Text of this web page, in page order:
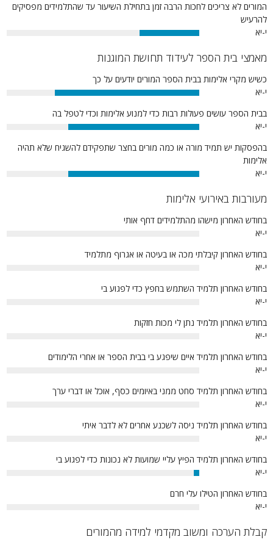
המורים לא צריכים לחכות הרבה זמן בתחילת השיעור עד שהתלמידים מפסיקים
להרעיש
י-יא
31%
מאמצי בית הספר לעידוד תחושת המוגנות
כשיש מקרי אלימות בבית הספר המורים יודעים על כך
י-יא
75%
בבית הספר עושים פעולות רבות כדי למנוע אלימות וכדי לטפל בה
י-יא
68%
בהפסקות יש תמיד מורה או כמה מורים בחצר שתפקידם להשגיח שלא תהיה
אלימות
י-יא
68%
מעורבות באירועי אלימות
בחודש האחרון מישהו מהתלמידים דחף אותי
י-יא
בחודש האחרון קיבלתי מכה או בעיטה או אגרוף מתלמיד
י-יא
בחודש האחרון תלמיד השתמש בחפץ כדי לפגוע בי
י-יא
בחודש האחרון תלמיד נתן לי מכות חזקות
י-יא
בחודש האחרון תלמיד איים שיפגע בי בבית הספר או אחרי הלימודים
י-יא
בחודש האחרון תלמיד סחט ממני באיומים כסף, אוכל או דברי ערך
י-יא
בחודש האחרון תלמיד ניסה לשכנע אחרים לא לדבר איתי
י-יא
בחודש האחרון תלמיד הפיץ עליי שמועות לא נכונות כדי לפגוע בי
י-יא
3%
בחודש האחרון הטילו עלי חרם
י-יא
קבלת הערכה ומשוב מקדמי למידה מהמורים